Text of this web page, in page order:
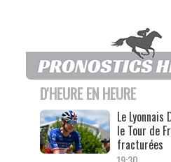
D'HEURE EN HEURE
Le
le Tour de
fracturées